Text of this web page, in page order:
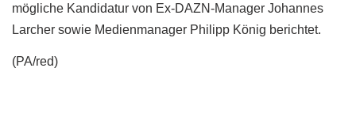
mögliche Kandidatur von Ex-DAZN-Manager Johannes
Larcher sowie Medienmanager Philipp König berichtet.
(PA/red)